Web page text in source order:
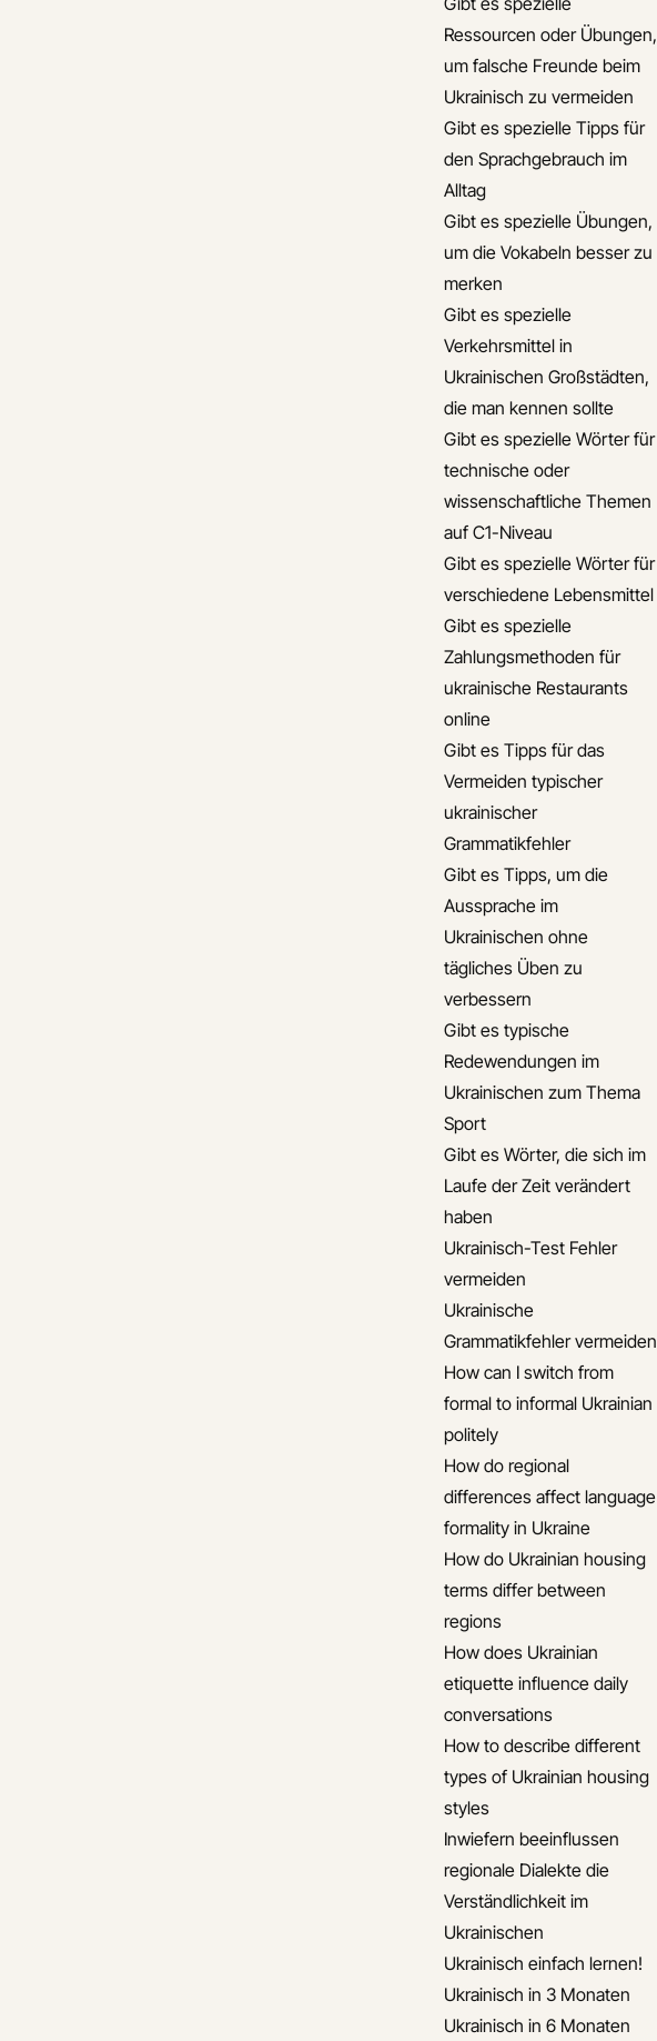
Ressourcen oder Übungen,
um falsche Freunde beim
Ukrainisch zu vermeiden
Gibt es spezielle Tipps für
den Sprachgebrauch im
Alltag
Gibt es spezielle Übungen,
um die Vokabeln besser zu
merken
Gibt es spezielle
Verkehrsmittel in
Ukrainischen Großstädten,
die man kennen sollte
Gibt es spezielle Wörter für
technische oder
wissenschaftliche Themen
auf C1-Niveau
Gibt es spezielle Wörter für
verschiedene Lebensmittel
Gibt es spezielle
Zahlungsmethoden für
ukrainische Restaurants
online
Gibt es Tipps für das
Vermeiden typischer
ukrainischer
Grammatikfehler
Gibt es Tipps, um die
Aussprache im
Ukrainischen ohne
tägliches Üben zu
verbessern
Gibt es typische
Redewendungen im
Ukrainischen zum Thema
Sport
Gibt es Wörter, die sich im
Laufe der Zeit verändert
haben
Ukrainisch-Test Fehler
vermeiden
Ukrainische
Grammatikfehler vermeiden
How can I switch from
formal to informal Ukrainian
politely
How do regional
differences affect language
formality in Ukraine
How do Ukrainian housing
terms differ between
regions
How does Ukrainian
etiquette influence daily
conversations
How to describe different
types of Ukrainian housing
styles
Inwiefern beeinflussen
regionale Dialekte die
Verständlichkeit im
Ukrainischen
Ukrainisch einfach lernen!
Ukrainisch in 3 Monaten
Ukrainisch in 6 Monaten